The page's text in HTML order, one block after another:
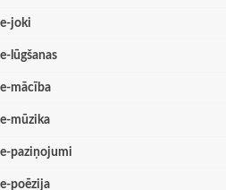
e-joki
e-lūgšanas
e-mācība
e-mūzika
e-paziņojumi
e-poēzija